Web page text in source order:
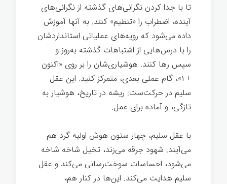
تا با جدا کردن نگرانی‌های گذشته از نگرانی‌های
آینده، اضطراب را «تنظیم» کنند. به آنها آموزش
داده می‌شود که رویه‌های عملیاتی استانداردشان
را با درس‌هایی از اشتباهات گذشته به‌روز و
سپس رها کنند. هوشیاری‌شان را بر روی «اکنون
+ ۱»، گام عملی بعدی، متمرکز کنید. این عقل
سلیم در حرکت‌ست: ریشه در تاریخ، هوشیار به
تازگی، و آماده برای عمل.
با عقل سلیم، چهار ستون هوش اولیه گرد هم
می‌آیند. شهود جرقه می‌زند، تخیل شاخه شاخه
می‌شود، احساسات سوخت‌رسانی می‌کند و عقل
سلیم هدایت می‌کند. این‌ها در کنار هم،